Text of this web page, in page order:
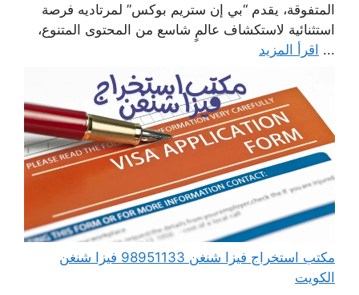
المتفوقة، يقدم “بي إن ستريم بوكس” لمرتاديه فرصة
استثنائية لاستكشاف عالمٍ شاسع من المحتوى المتنوع،
... اقرأ المزيد
مكتب استخراج فيزا شنغن 98951133 فيزا شنغن
الكويت